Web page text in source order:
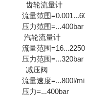
齿轮流量计
流量范围
压力范围=...400bar
汽轮流量计
流量范围
压力范围=...320bar
减压阀
流量速度=...800l/
压力=...400bar